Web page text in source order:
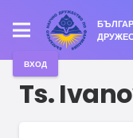
ВХОД
Ts.